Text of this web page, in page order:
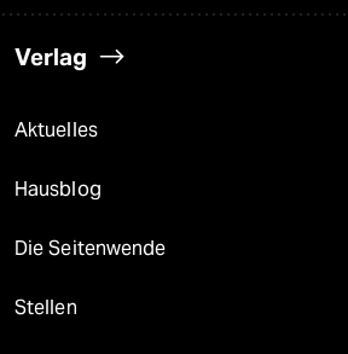
Verlag
Aktuelles
Hausblog
Die Seitenwende
Stellen